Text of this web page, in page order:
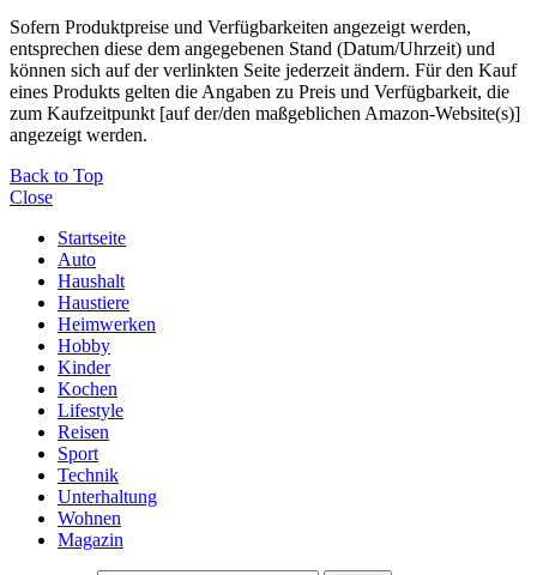
Sofern Produktpreise und Verfügbarkeiten angezeigt werden,
entsprechen diese dem angegebenen Stand (Datum/Uhrzeit) und
können sich auf der verlinkten Seite jederzeit ändern. Für den Kauf
eines Produkts gelten die Angaben zu Preis und Verfügbarkeit, die
zum Kaufzeitpunkt [auf der/den maßgeblichen Amazon-Website(s)]
angezeigt werden.
Back to Top
Close
Startseite
Auto
Haushalt
Haustiere
Heimwerken
Hobby
Kinder
Kochen
Lifestyle
Reisen
Sport
Technik
Unterhaltung
Wohnen
Magazin